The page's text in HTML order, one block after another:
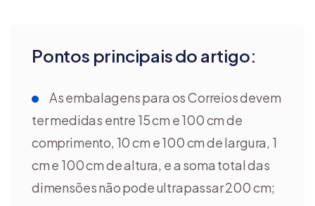
Pontos principais do artigo:
As embalagens para os Correios devem
ter medidas entre 15 cm e 100 cm de
comprimento, 10 cm e 100 cm de largura, 1
cm e 100 cm de altura, e a soma total das
dimensões não pode ultrapassar 200 cm;